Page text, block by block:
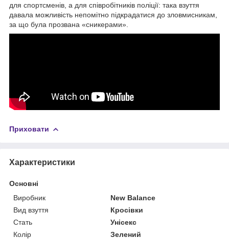
для спортсменів, а для співробітників поліції: така взуття
давала можливість непомітно підкрадатися до зловмисникам,
за що була прозвана «сникерами».
Приховати
Характеристики
Основні
Виробник
New Balance
Вид взуття
Кросівки
Стать
Унісекс
Колір
Зелений